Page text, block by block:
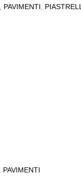
PAVIMENTI
PAVIMENTI